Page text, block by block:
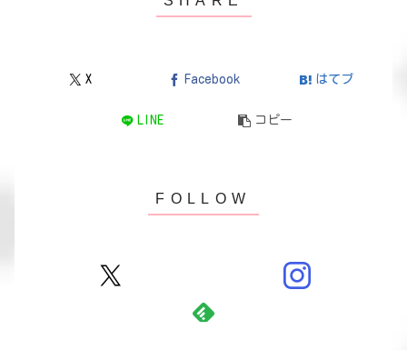
X Facebook はてブ
LINE コピー